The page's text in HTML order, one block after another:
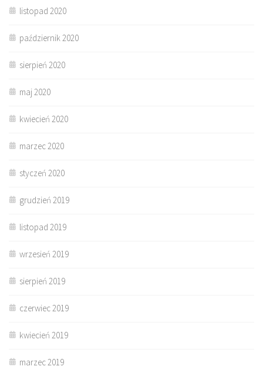
listopad 2020
październik 2020
sierpień 2020
maj 2020
kwiecień 2020
marzec 2020
styczeń 2020
grudzień 2019
listopad 2019
wrzesień 2019
sierpień 2019
czerwiec 2019
kwiecień 2019
marzec 2019